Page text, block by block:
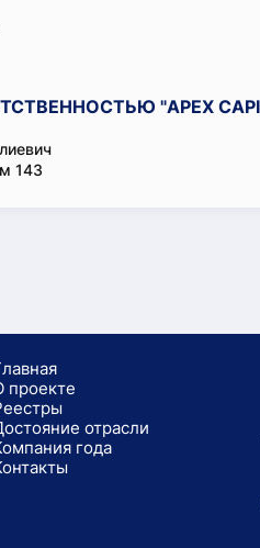
"APEX
143
проекте
отрасли
года